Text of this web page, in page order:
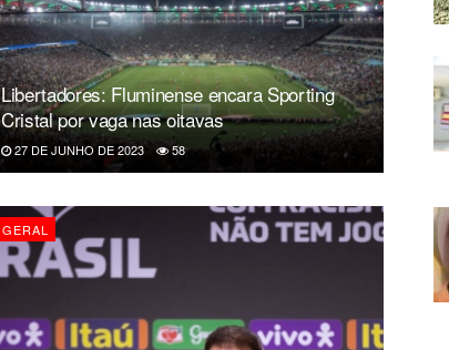
Libertadores: Fluminense encara Sporting
Cristal por vaga nas oitavas
27 DE JUNHO DE 2023 58
GERAL